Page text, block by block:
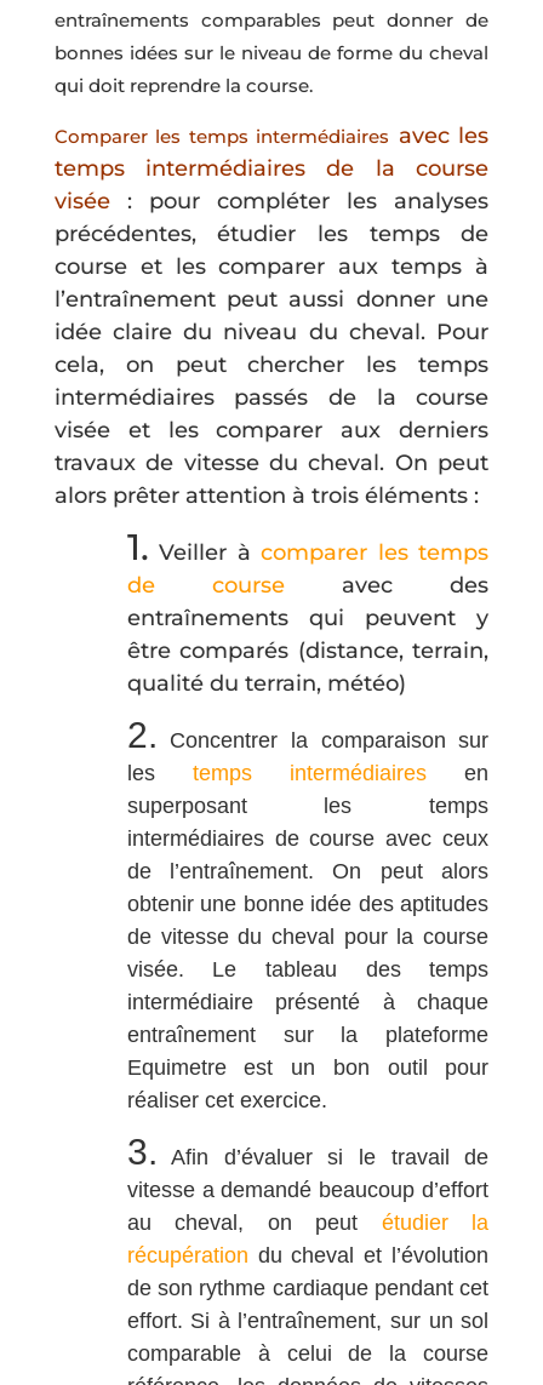
entraînements comparables peut donner de
bonnes idées sur le niveau de forme du cheval
qui doit reprendre la course.
Comparer les temps intermédiaires avec les
temps intermédiaires de la course
visée: pour compléter les analyses
précédentes, étudier les temps de
course et les comparer aux temps à
l’entraînement peut aussi donner une
idée claire du niveau du cheval. Pour
cela, on peut chercher les temps
intermédiaires passés de la course
visée et les comparer aux derniers
travaux de vitesse du cheval. On peut
alors prêter attention à trois éléments :
1. Veiller àcomparer les temps
de courseavec des
entraînements qui peuvent y
être comparés (distance, terrain,
qualité du terrain, météo)
2. Concentrer la comparaison sur
les temps intermédiaires en
superposant les temps
intermédiaires de course avec ceux
de l’entraînement. On peut alors
obtenir une bonne idée des aptitudes
de vitesse du cheval pour la course
visée. Le tableau des temps
intermédiaire présenté à chaque
entraînement sur la plateforme
Equimetre est un bon outil pour
réaliser cet exercice.
3. Afin d’évaluer si le travail de
vitesse a demandé beaucoup d’effort
au cheval, on peut étudier la
récupération du cheval et l’évolution
de son rythme cardiaque pendant cet
effort. Si à l’entraînement, sur un sol
comparable à celui de la course